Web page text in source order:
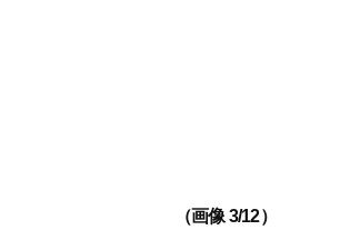
（画像 3/12）